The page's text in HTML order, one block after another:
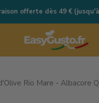
offerte dès 49 €
Rio Mare - Albacore